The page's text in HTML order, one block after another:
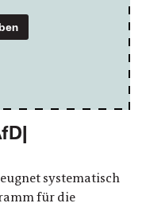
systematisch
für die